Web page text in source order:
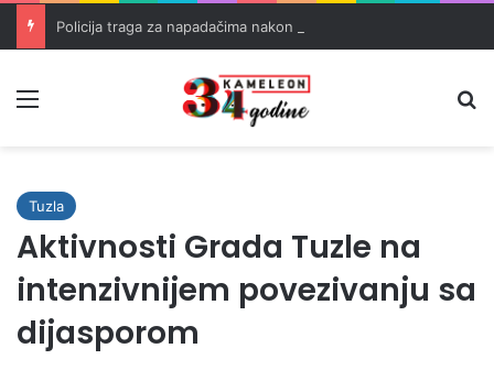
Policija traga za napadačima nakon pucnjave u Brčkom
Tuzla
Aktivnosti Grada Tuzle na
intenzivnijem povezivanju sa
dijasporom